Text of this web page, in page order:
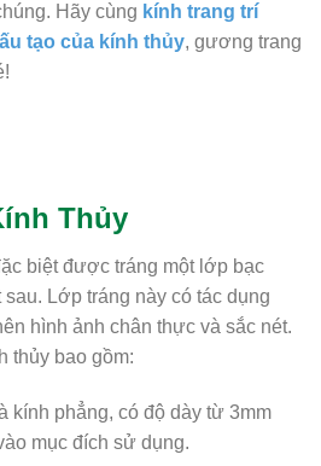
Hãy cùng kính trang trí
tạo của kính thủy, gương trang
Thủy
biệt được tráng một lớp bạc
Lớp tráng này có tác dụng
hình ảnh chân thực và sắc nét.
thủy bao gồm:
kính phẳng, có độ dày từ 3mm
mục đích sử dụng.